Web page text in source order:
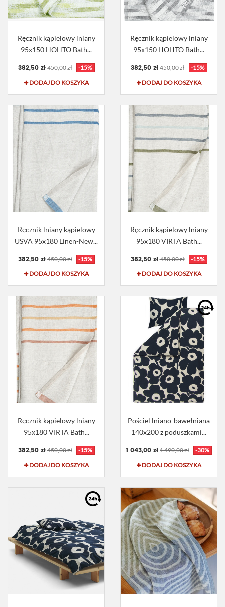
Ręcznik kąpielowy lniany
95x150 HOHTO Bath...
382,50 zł 450,00 zł
-15%
DODAJ DO KOSZYKA
Ręcznik kąpielowy lniany
95x150 HOHTO Bath...
382,50 zł 450,00 zł
-15%
DODAJ DO KOSZYKA
Ręcznik lniany kąpielowy
USVA 95x180 Linen-New...
382,50 zł 450,00 zł
-15%
DODAJ DO KOSZYKA
Ręcznik kąpielowy lniany
95x180 VIRTA Bath...
382,50 zł 450,00 zł
-15%
DODAJ DO KOSZYKA
Ręcznik kąpielowy lniany
95x180 VIRTA Bath...
382,50 zł 450,00 zł
-15%
DODAJ DO KOSZYKA
Pościel lniano-bawełniana
140x200 z poduszkami...
1 043,00 zł 1 490,00 zł
-30%
DODAJ DO KOSZYKA